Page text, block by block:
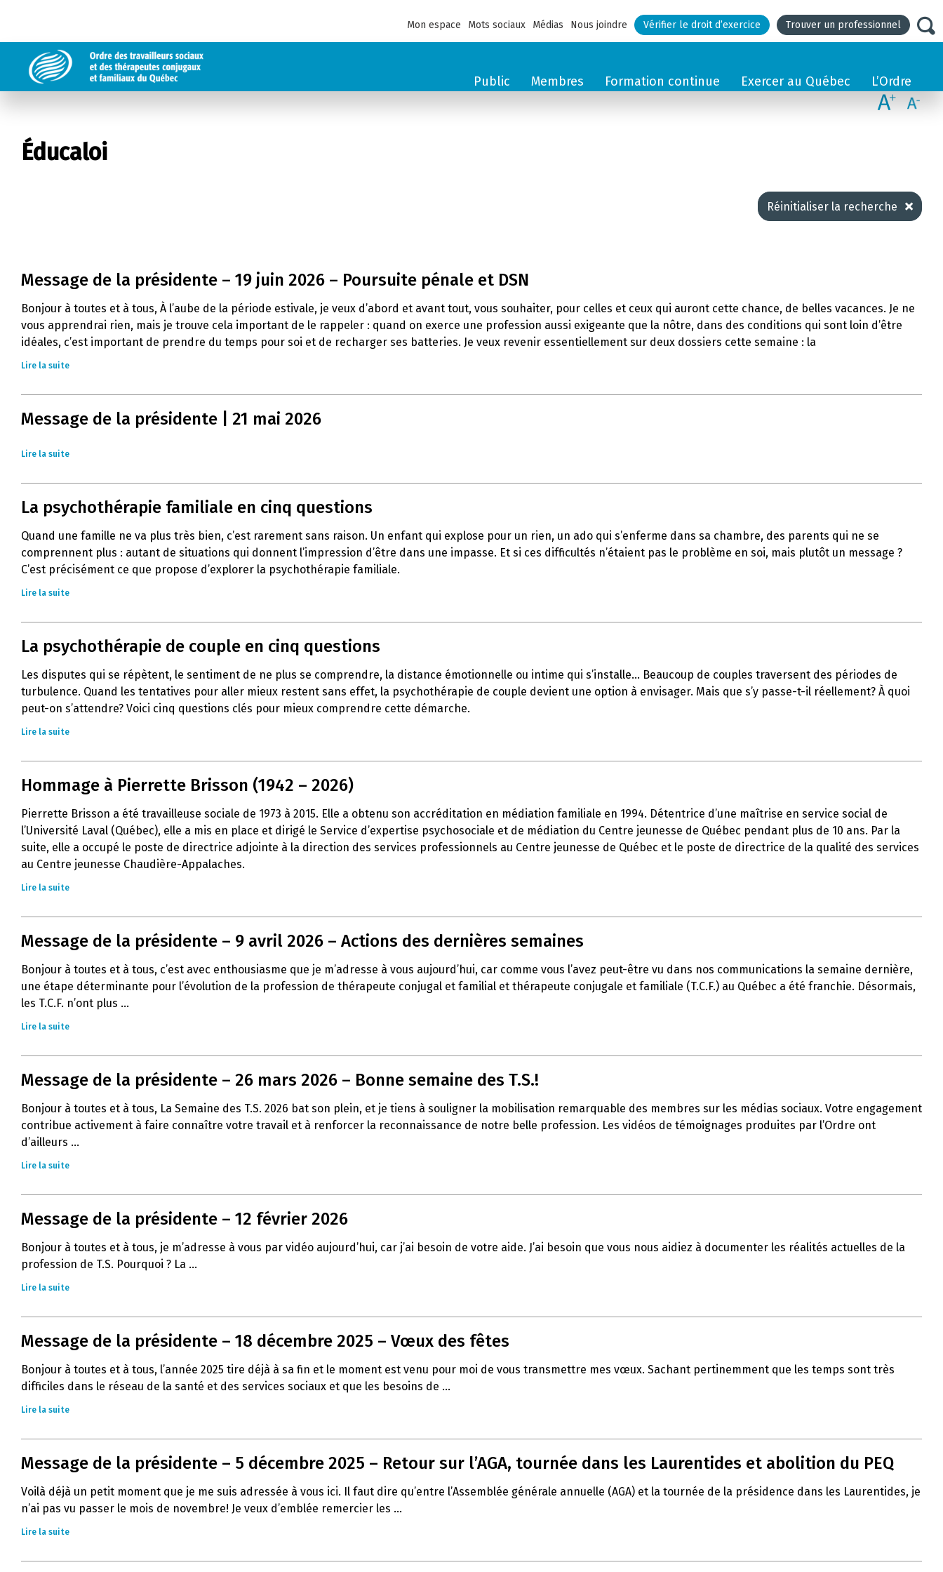
Mon espace Mots sociaux Médias Nous joindre Vérifier le droit d’exercice Trouver un professionnel
Public Membres Formation continue Exercer au Québec L’Ordre
Éducaloi
Réinitialiser la recherche
Message de la présidente – 19 juin 2026 – Poursuite pénale et DSN
Bonjour à toutes et à tous, À l’aube de la période estivale, je veux d’abord et avant tout, vous souhaiter, pour celles et ceux qui auront cette chance, de belles vacances. Je ne
vous apprendrai rien, mais je trouve cela important de le rappeler : quand on exerce une profession aussi exigeante que la nôtre, dans des conditions qui sont loin d’être
idéales, c’est important de prendre du temps pour soi et de recharger ses batteries. Je veux revenir essentiellement sur deux dossiers cette semaine : la
Lire la suite
Message de la présidente | 21 mai 2026
Lire la suite
La psychothérapie familiale en cinq questions
Quand une famille ne va plus très bien, c’est rarement sans raison. Un enfant qui explose pour un rien, un ado qui s’enferme dans sa chambre, des parents qui ne se
comprennent plus : autant de situations qui donnent l’impression d’être dans une impasse. Et si ces difficultés n’étaient pas le problème en soi, mais plutôt un message ?
C’est précisément ce que propose d’explorer la psychothérapie familiale.
Lire la suite
La psychothérapie de couple en cinq questions
Les disputes qui se répètent, le sentiment de ne plus se comprendre, la distance émotionnelle ou intime qui s’installe… Beaucoup de couples traversent des périodes de
turbulence. Quand les tentatives pour aller mieux restent sans effet, la psychothérapie de couple devient une option à envisager. Mais que s’y passe-t-il réellement? À quoi
peut-on s’attendre? Voici cinq questions clés pour mieux comprendre cette démarche.
Lire la suite
Hommage à Pierrette Brisson (1942 – 2026)
Pierrette Brisson a été travailleuse sociale de 1973 à 2015. Elle a obtenu son accréditation en médiation familiale en 1994. Détentrice d’une maîtrise en service social de
l’Université Laval (Québec), elle a mis en place et dirigé le Service d’expertise psychosociale et de médiation du Centre jeunesse de Québec pendant plus de 10 ans. Par la
suite, elle a occupé le poste de directrice adjointe à la direction des services professionnels au Centre jeunesse de Québec et le poste de directrice de la qualité des services
au Centre jeunesse Chaudière-Appalaches.
Lire la suite
Message de la présidente – 9 avril 2026 – Actions des dernières semaines
Bonjour à toutes et à tous, c’est avec enthousiasme que je m’adresse à vous aujourd’hui, car comme vous l’avez peut-être vu dans nos communications la semaine dernière,
une étape déterminante pour l’évolution de la profession de thérapeute conjugal et familial et thérapeute conjugale et familiale (T.C.F.) au Québec a été franchie. Désormais,
les T.C.F. n’ont plus ...
Lire la suite
Message de la présidente – 26 mars 2026 – Bonne semaine des T.S.!
Bonjour à toutes et à tous, La Semaine des T.S. 2026 bat son plein, et je tiens à souligner la mobilisation remarquable des membres sur les médias sociaux. Votre engagement
contribue activement à faire connaître votre travail et à renforcer la reconnaissance de notre belle profession. Les vidéos de témoignages produites par l’Ordre ont
d’ailleurs ...
Lire la suite
Message de la présidente – 12 février 2026
Bonjour à toutes et à tous, je m’adresse à vous par vidéo aujourd’hui, car j’ai besoin de votre aide. J’ai besoin que vous nous aidiez à documenter les réalités actuelles de la
profession de T.S. Pourquoi ? La ...
Lire la suite
Message de la présidente – 18 décembre 2025 – Vœux des fêtes
Bonjour à toutes et à tous, l’année 2025 tire déjà à sa fin et le moment est venu pour moi de vous transmettre mes vœux. Sachant pertinemment que les temps sont très
difficiles dans le réseau de la santé et des services sociaux et que les besoins de ...
Lire la suite
Message de la présidente – 5 décembre 2025 – Retour sur l’AGA, tournée dans les Laurentides et abolition du PEQ
Voilà déjà un petit moment que je me suis adressée à vous ici. Il faut dire qu’entre l’Assemblée générale annuelle (AGA) et la tournée de la présidence dans les Laurentides, je
n’ai pas vu passer le mois de novembre! Je veux d’emblée remercier les ...
Lire la suite